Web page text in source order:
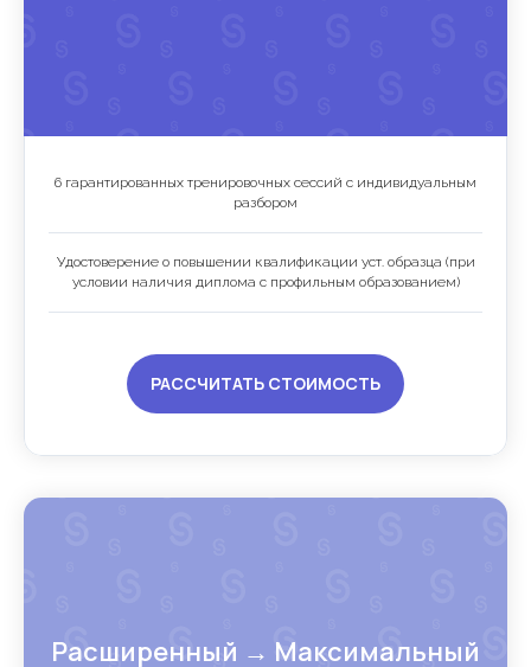
6 гарантированных тренировочных сессий с индивидуальным
разбором
Удостоверение о повышении квалификации уст. образца (при
условии наличия диплома с профильным образованием)
РАССЧИТАТЬ СТОИМОСТЬ
Расширенный → Максимальный